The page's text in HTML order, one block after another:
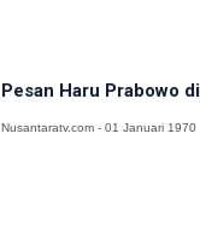
Pesan Haru Prabowo
Nusantaratv.com - 01 Januari 1970